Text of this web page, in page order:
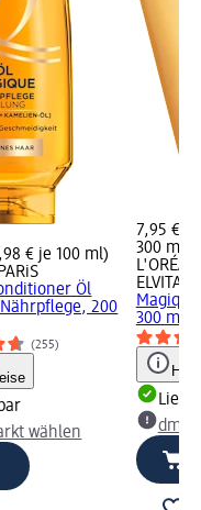
€ je 100 ml)
Öl
200
(255)
wählen
7,95 €
300 ml
L'ORÉAL
ELVITAL
300 ml
dm